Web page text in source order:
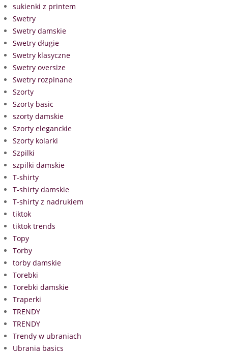
sukienki z printem
Swetry
Swetry damskie
Swetry długie
Swetry klasyczne
Swetry oversize
Swetry rozpinane
Szorty
Szorty basic
szorty damskie
Szorty eleganckie
Szorty kolarki
Szpilki
szpilki damskie
T-shirty
T-shirty damskie
T-shirty z nadrukiem
tiktok
tiktok trends
Topy
Torby
torby damskie
Torebki
Torebki damskie
Traperki
TRENDY
TRENDY
Trendy w ubraniach
Ubrania basics